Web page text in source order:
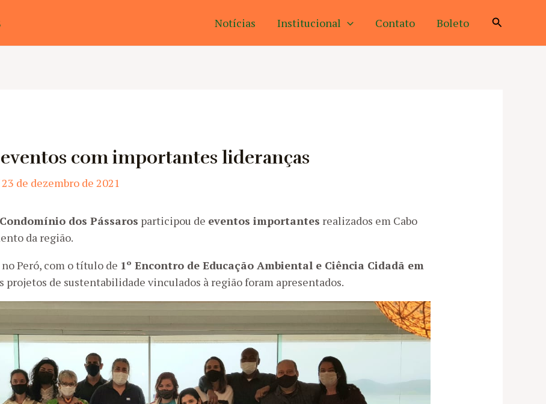
Notícias Institucional Contato Boleto Pesquisar
com importantes lideranças
23 de dezembro de 2021
Condomínio dos Pássaros participou de eventos importantes realizados em Cabo
da região.
Peró, com o título de 1º Encontro de Educação Ambiental e Ciência Cidadã em
projetos de sustentabilidade vinculados à região foram apresentados.